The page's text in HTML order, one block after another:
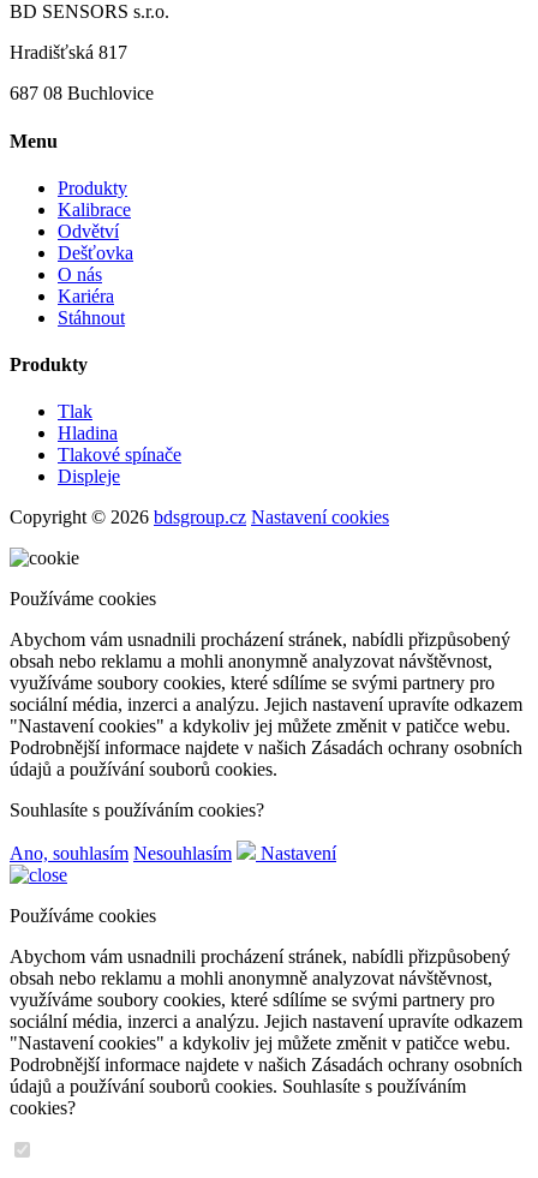
BD SENSORS s.r.o.
Hradišťská 817
687 08 Buchlovice
Menu
Produkty
Kalibrace
Odvětví
Dešťovka
O nás
Kariéra
Stáhnout
Produkty
Tlak
Hladina
Tlakové spínače
Displeje
Copyright © 2026 bdsgroup.cz Nastavení cookies
Používáme cookies
Abychom vám usnadnili procházení stránek, nabídli přizpůsobený
obsah nebo reklamu a mohli anonymně analyzovat návštěvnost,
využíváme soubory cookies, které sdílíme se svými partnery pro
sociální média, inzerci a analýzu. Jejich nastavení upravíte odkazem
"Nastavení cookies" a kdykoliv jej můžete změnit v patičce webu.
Podrobnější informace najdete v našich Zásadách ochrany osobních
údajů a používání souborů cookies.
Souhlasíte s používáním cookies?
Ano, souhlasím Nesouhlasím Nastavení
Používáme cookies
Abychom vám usnadnili procházení stránek, nabídli přizpůsobený
obsah nebo reklamu a mohli anonymně analyzovat návštěvnost,
využíváme soubory cookies, které sdílíme se svými partnery pro
sociální média, inzerci a analýzu. Jejich nastavení upravíte odkazem
"Nastavení cookies" a kdykoliv jej můžete změnit v patičce webu.
Podrobnější informace najdete v našich Zásadách ochrany osobních
údajů a používání souborů cookies. Souhlasíte s používáním
cookies?